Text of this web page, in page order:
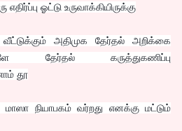
ஓட்டு உருவாக்கியிருக்கு
அதிமுக தேர்தல் அறிக்கை
தேர்தல் கருத்துகணிப்பு
தூ
மாஸா நியாபகம் வர்றது எனக்கு மட்டும்